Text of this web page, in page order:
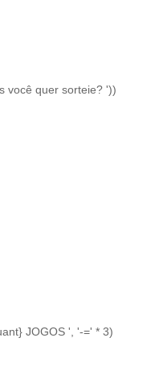
você quer sorteie? '))
JOGOS ', '-=' * 3)